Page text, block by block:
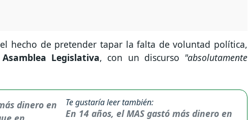
el hecho de pretender tapar la falta de voluntad política,
Asamblea Legislativa, con un discurso "absolutamente
Te gustaría leer también:
En 14 años, el MAS gastó más dinero en